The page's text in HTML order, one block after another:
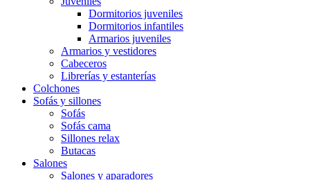
Dormitorios juveniles
Dormitorios infantiles
Armarios juveniles
Armarios y vestidores
Cabeceros
Librerías y estanterías
Colchones
Sofás y sillones
Sofás
Sofás cama
Sillones relax
Butacas
Salones
Salones y aparadores